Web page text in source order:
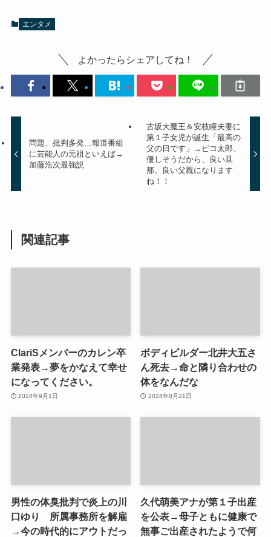
エンタメ
よかったらシェアしてね！
問題、批判多発…報道番組
に芸能人の元祖といえば→
加藤浩次最強説
古坂大魔王＆安枝瞳夫妻に
第１子女児が誕生「最高の
父の日です」→ピコ太郎、
優しそうだから、良い旦
那、良い父親になります
ね！！
関連記事
ClariSメンバーのカレン卒
業発表→夢をかなえて幸せ
になってください。
2024年9月1日
ボディビルダー北井大五さ
ん死去→命と隣り合わせの
体をなんだな
2024年8月21日
男性の体臭批判で炎上の川
口ゆり 所属事務所を解雇
→今の時代的にアウトだっ
久代萌美アナが第１子出産
を公表→母子ともに健康で
無事ご出産されたようで何